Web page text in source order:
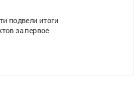
подвели итоги
за первое